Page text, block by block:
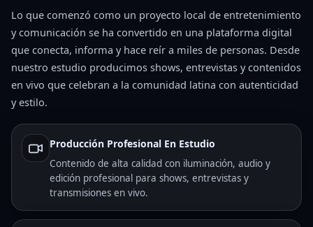
Lo que comenzó como un proyecto local de entretenimiento
y comunicación se ha convertido en una plataforma digital
que conecta, informa y hace reír a miles de personas. Desde
nuestro estudio producimos shows, entrevistas y contenidos
en vivo que celebran a la comunidad latina con autenticidad
y estilo.
Producción Profesional En Estudio
Contenido de alta calidad con iluminación, audio y
edición profesional para shows, entrevistas y
transmisiones en vivo.